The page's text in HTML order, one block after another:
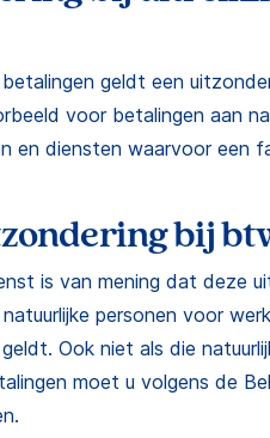
geldt een
voor betalingen aan
en diensten waarvoor een
bij
is van mening dat deze
personen voor
Ook niet als die
moet u volgens de